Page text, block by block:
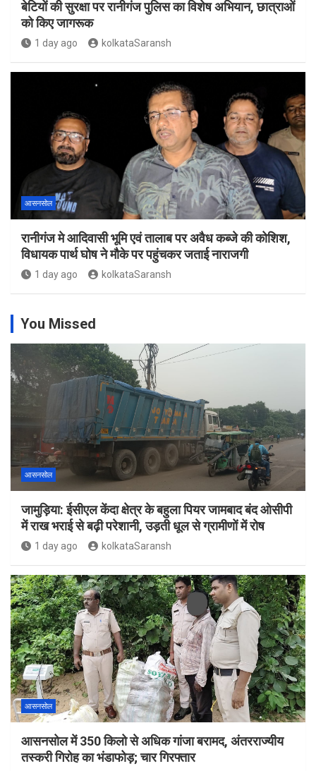
बेटियों की सुरक्षा पर रानीगंज पुलिस का विशेष अभियान, छात्राओं
को किए जागरूक
1 day ago kolkataSaransh
आसनसोल
रानीगंज मे आदिवासी भूमि एवं तालाब पर अवैध कब्जे की कोशिश,
विधायक पार्थ घोष ने मौके पर पहुंचकर जताई नाराजगी
1 day ago kolkataSaransh
You Missed
आसनसोल
जामुड़िया: ईसीएल केंदा क्षेत्र के बहुला पियर जामबाद बंद ओसीपी
में राख भराई से बढ़ी परेशानी, उड़ती धूल से ग्रामीणों में रोष
1 day ago kolkataSaransh
आसनसोल
आसनसोल में 350 किलो से अधिक गांजा बरामद, अंतरराज्यीय
तस्करी गिरोह का भंडाफोड़; चार गिरफ्तार